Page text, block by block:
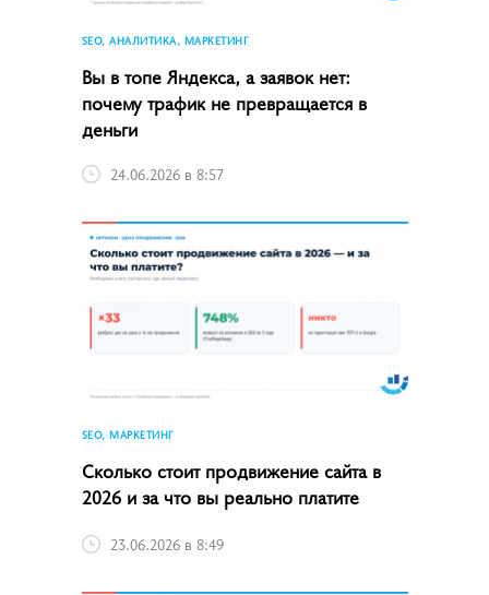
SEO, АНАЛИТИКА, МАРКЕТИНГ
Вы в топе Яндекса, а заявок нет:
почему трафик не превращается в
деньги
24.06.2026 в 8:57
SEO, МАРКЕТИНГ
Сколько стоит продвижение сайта в
2026 и за что вы реально платите
23.06.2026 в 8:49